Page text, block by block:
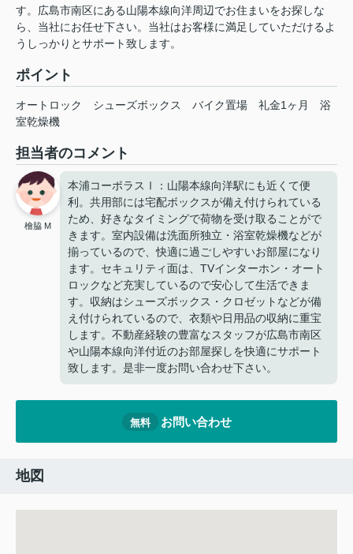
す。広島市南区にある山陽本線向洋周辺でお住まいをお探しな
ら、当社にお任せ下さい。当社はお客様に満足していただけるよ
うしっかりとサポート致します。
ポイント
オートロック シューズボックス バイク置場 礼金1ヶ月
浴
室乾燥機
担当者のコメント
檜脇 M
本浦コーポラスⅠ：山陽本線向洋駅にも近くて便
利。共用部には宅配ボックスが備え付けられている
ため、好きなタイミングで荷物を受け取ることがで
きます。室内設備は洗面所独立・浴室乾燥機などが
揃っているので、快適に過ごしやすいお部屋になり
ます。セキュリティ面は、TVインターホン・オート
ロックなど充実しているので安心して生活できま
す。収納はシューズボックス・クロゼットなどが備
え付けられているので、衣類や日用品の収納に重宝
します。不動産経験の豊富なスタッフが広島市南区
や山陽本線向洋付近のお部屋探しを快適にサポート
致します。是非一度お問い合わせ下さい。
無料 お問い合わせ
地図